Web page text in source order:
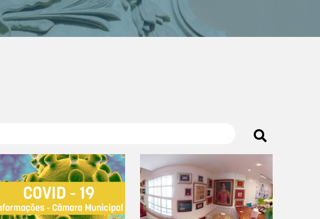
de 2021temporário de Equipamentos Públicos
Visita Virtual da Casa Museu